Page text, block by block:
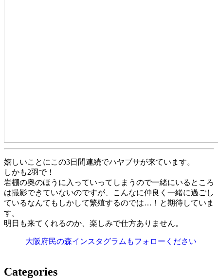
嬉しいことにこの3日間連続でハヤブサが来ています。
しかも2羽で！
岩棚の奥のほうに入っていってしまうので一緒にいるところ
は撮影できていないのですが、こんなに仲良く一緒に過ごし
ているなんてもしかして繁殖するのでは…！と期待していま
す。
明日も来てくれるのか、楽しみで仕方ありません。
大阪府民の森インスタグラムもフォローください
Categories